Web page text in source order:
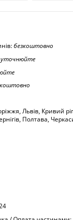
безкоштовно
уточнюйте
Львів, Кривий
Полтава,